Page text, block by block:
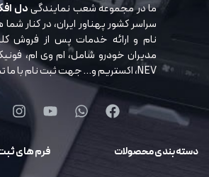
ما در مجموعه شعب نمایندگیدل
سراسر کشور پهناور ایران، در کنار
نام و ارائه خدمات پس از فروش
مدیران خودرو شامل، ام وی ام،
NEV، اکستریم و… جهت ثبت نام با ما تماس بگیرید.
دسته بندی محصولات فرم های